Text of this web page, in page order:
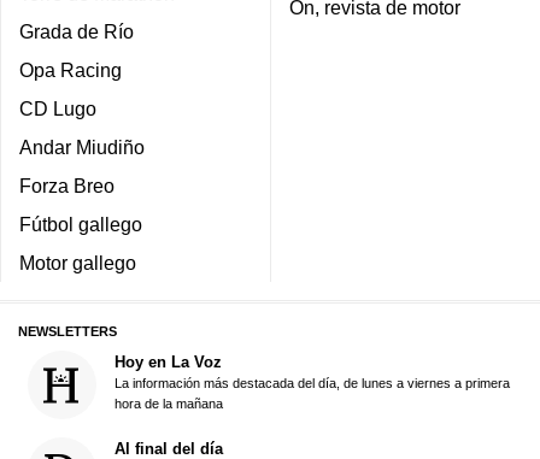
Grada de Río
Opa Racing
CD Lugo
Andar Miudiño
Forza Breo
Fútbol gallego
Motor gallego
On, revista de motor
NEWSLETTERS
Hoy en La Voz
La información más destacada del día, de lunes a viernes a primera
hora de la mañana
Al final del día